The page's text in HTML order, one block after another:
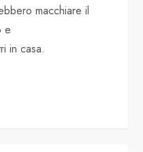
macchiare il
e
in casa.